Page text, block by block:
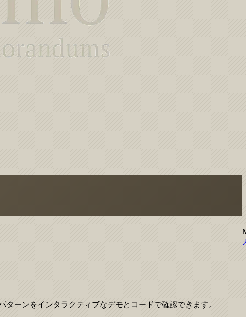
ターンをインタラクティブなデモとコードで確認できます。